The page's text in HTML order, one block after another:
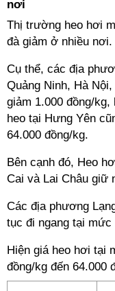
nơi
Thị trường heo hơi
đà giảm ở nhiều nơi.
Cụ thể, các địa
Quảng Ninh, Hà
giảm 1.000 đồng/
heo tại Hưng Yên
64.000 đồng/kg.
Bên cạnh đó, Heo
Cai và Lai Châu giữ
Các địa phương
tục đi ngang tại mức
Hiện giá heo hơi tại
đồng/kg đến 64.000